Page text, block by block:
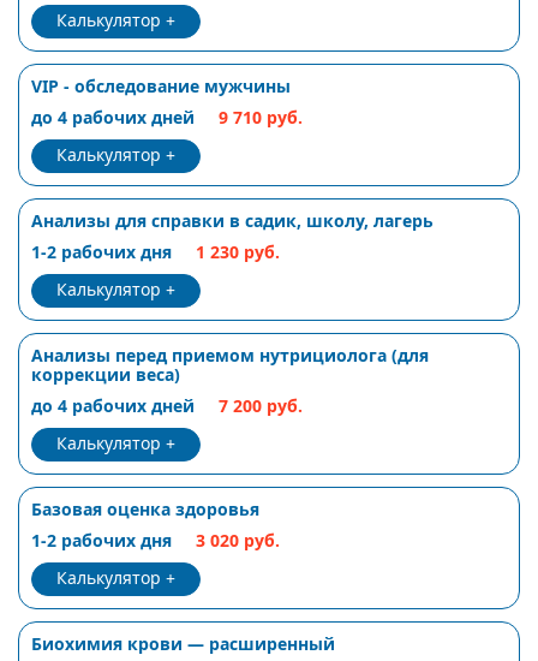
Калькулятор
VIP - обследование мужчины
до 4 рабочих дней
9 710 руб.
Калькулятор
Анализы для справки в садик, школу, лагерь
1-2 рабочих дня
1 230 руб.
Калькулятор
Анализы перед приемом нутрициолога (для
коррекции веса)
до 4 рабочих дней
7 200 руб.
Калькулятор
Базовая оценка здоровья
1-2 рабочих дня
3 020 руб.
Калькулятор
Биохимия крови — расширенный